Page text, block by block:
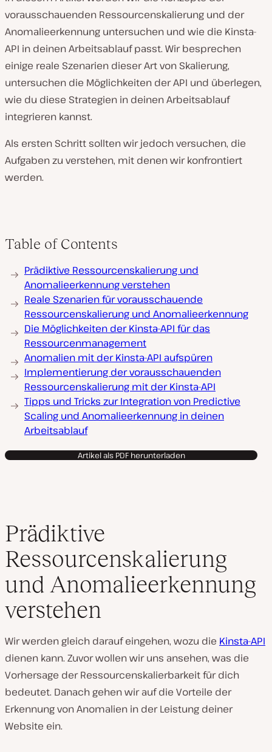
vorausschauenden Ressourcenskalierung und der
Anomalieerkennung untersuchen und wie die Kinsta-
API in deinen Arbeitsablauf passt. Wir besprechen
einige reale Szenarien dieser Art von Skalierung,
untersuchen die Möglichkeiten der API und überlegen,
wie du diese Strategien in deinen Arbeitsablauf
integrieren kannst.
Als ersten Schritt sollten wir jedoch versuchen, die
Aufgaben zu verstehen, mit denen wir konfrontiert
werden.
Table of Contents
Prädiktive Ressourcenskalierung und
Anomalieerkennung verstehen
Reale Szenarien für vorausschauende
Ressourcenskalierung und Anomalieerkennung
Die Möglichkeiten der Kinsta-API für das
Ressourcenmanagement
Anomalien mit der Kinsta-API aufspüren
Implementierung der vorausschauenden
Ressourcenskalierung mit der Kinsta-API
Tipps und Tricks zur Integration von Predictive
Scaling und Anomalieerkennung in deinen
Arbeitsablauf
Artikel als PDF herunterladen
Prädiktive
Ressourcenskalierung
und Anomalieerkennung
verstehen
Wir werden gleich darauf eingehen, wozu die Kinsta-API
dienen kann. Zuvor wollen wir uns ansehen, was die
Vorhersage der Ressourcenskalierbarkeit für dich
bedeutet. Danach gehen wir auf die Vorteile der
Erkennung von Anomalien in der Leistung deiner
Website ein.